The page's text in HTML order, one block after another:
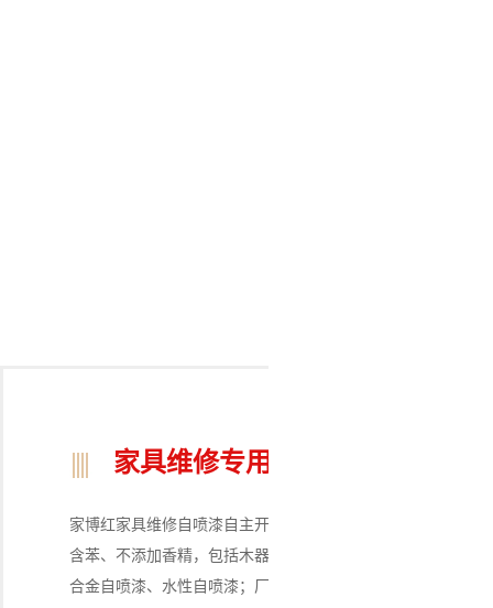
家具维修专用自喷漆
家博红家具维修自喷漆自主开发净味配方、不含甲醛、不
含苯、不添加香精，包括木器自喷漆、仿铜门自喷漆、铝
合金自喷漆、水性自喷漆；厂家批发，可OEM代加工、提